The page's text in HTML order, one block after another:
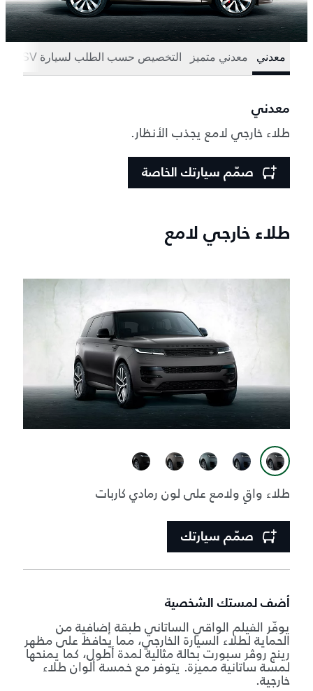
معدني معدني متميز التخصيص حسب الطلب لسيارة SV
معدني
طلاء خارجي لامع يجذب الأنظار.
صمّم سيارتك الخاصة
طلاء خارجي لامع
طلاء واقٍ ولامع على لون رمادي كاربات
صمّم سيارتك
أضف لمستك الشخصية
يوفّر الفيلم الواقي الساتاني طبقة إضافية من
الحماية لطلاء السيارة الخارجي، مما يحافظ على مظهر
رينج روڤر سبورت بحالة مثالية لمدة أطول، كما يمنحها
لمسة ساتانية مميزة. يتوفر مع خمسة ألوان طلاء
خارجية.